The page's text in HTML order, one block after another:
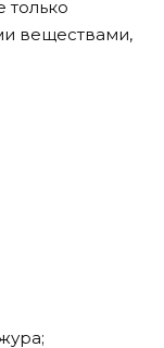
только
веществами,